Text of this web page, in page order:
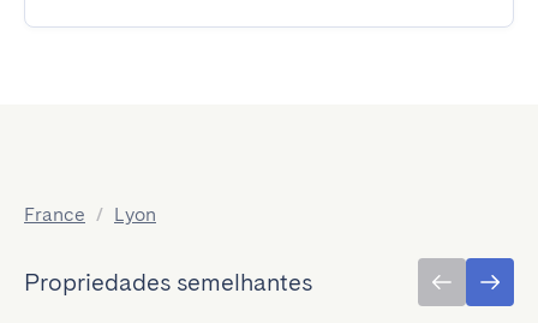
France / Lyon
Propriedades semelhantes